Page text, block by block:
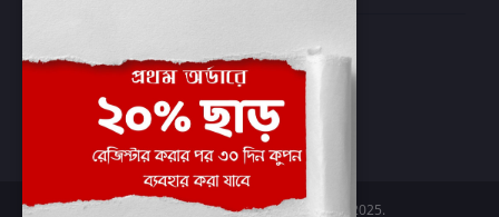
প্রবেশ করুন
অর্ডার ইতিহাস
আমার ইচ্ছাগুলি
অর্ডার ট্র্যাকিং
Boier Haat™ | © All rights reserved 2025.